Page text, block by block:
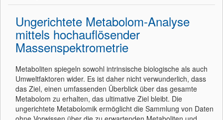
Ungerichtete Metabolom-Analyse
mittels hochauflösender
Massenspektrometrie
Metaboliten spiegeln sowohl intrinsische biologische als auch
Umweltfaktoren wider. Es ist daher nicht verwunderlich, dass
das Ziel, einen umfassenden Überblick über das gesamte
Metabolom zu erhalten, das ultimative Ziel bleibt. Die
ungerichtete Metabolomik ermöglicht die Sammlung von Daten